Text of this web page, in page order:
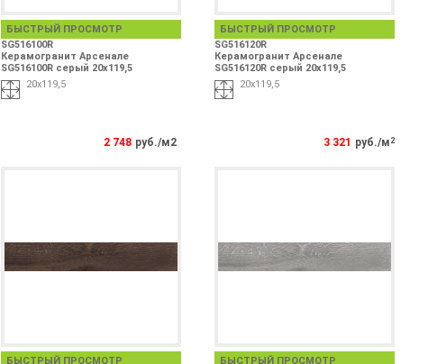
БЫСТРЫЙ ПРОСМОТР
SG516100R
Керамогранит Арсенале
SG516100R серый 20х119,5
20х119,5
2 748 руб./м2
БЫСТРЫЙ ПРОСМОТР
SG516120R
Керамогранит Арсенале
SG516120R серый 20x119,5
20x119,5
3 321 руб./м 2
БЫСТРЫЙ ПРОСМОТР
БЫСТРЫЙ ПРОСМОТР